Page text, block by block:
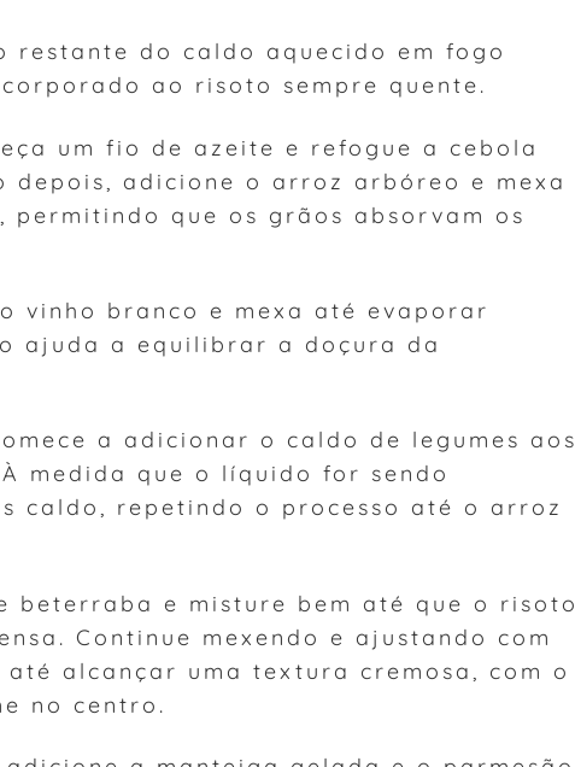
restante do caldo aquecido em fogo
ao risoto sempre quente.
um fio de azeite e refogue a cebola
adicione o arroz arbóreo e mexa
permitindo que os grãos absorvam os
vinho branco e mexa até evaporar
ajuda a equilibrar a doçura da
a adicionar o caldo de legumes aos
medida que o líquido for sendo
caldo, repetindo o processo até o arroz
beterraba e misture bem até que o risoto
Continue mexendo e ajustando com
até alcançar uma textura cremosa, com o
no centro.